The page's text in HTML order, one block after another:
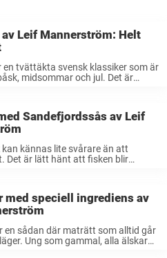
Leif Mannerström: Helt
en tvättäkta svensk klassiker som är
midsommar och jul. Det är
Sandefjordssås av Leif
kännas lite svårare än att
Det är lätt hänt att fisken blir
med speciell ingrediens av
en sådan där maträtt som alltid går
Ung som gammal, alla älskar